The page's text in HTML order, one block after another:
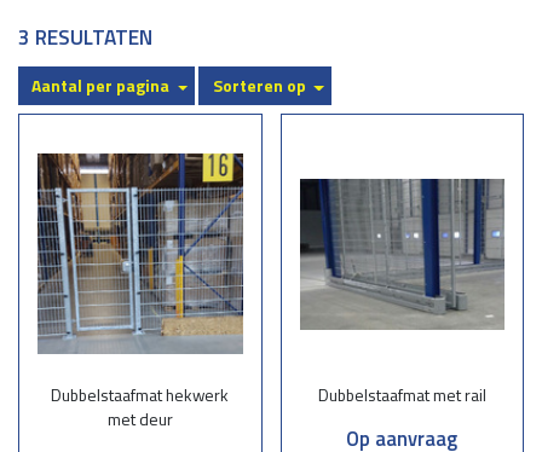
Wat zijn dubbelstaafmatten?
horizontale staven en een verticale staaf, wat zorgt voor optimale
sterkte en stabiliteit. Ze zijn populair vanwege hun robuustheid, lange
levensduur en veelzijdigheid. Deze hekwerken zijn verkrijgbaar in
diverse afmetingen, kleuren en afwerkingen, zoals verzinkt of
gepoedercoat, zodat ze perfect aansluiten bij uw wensen.
Waarom kiezen voor onze dubbelstaafmatten?
uit hoogwaardig staal en bestand tegen alle weersomstandigheden.
Op maat gemaakt: Wij leveren hekwerken die volledig aansluiten bij uw
3 RESULTATEN
Aantal per pagina Sorteren op
Dubbelstaafmat hekwerk
met deur
Dubbelstaafmat met rail
Op aanvraag